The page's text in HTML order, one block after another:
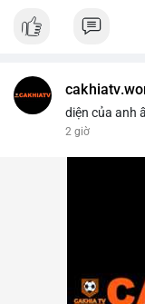
diện của anh
2 giờ